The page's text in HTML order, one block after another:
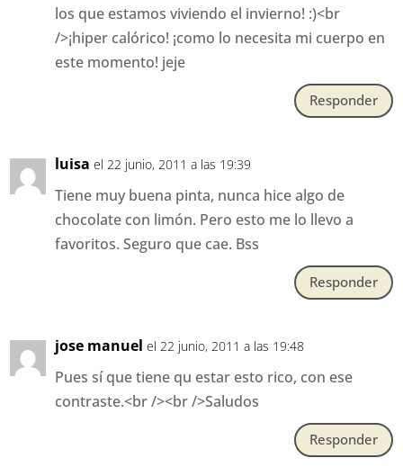
los que estamos viviendo el invierno! :)<br
/>¡hiper calórico! ¡como lo necesita mi cuerpo en
este momento! jeje
Responder
luisa el 22 junio, 2011 a las 19:39
Tiene muy buena pinta, nunca hice algo de
chocolate con limón. Pero esto me lo llevo a
favoritos. Seguro que cae. Bss
Responder
jose manuel el 22 junio, 2011 a las 19:48
Pues sí que tiene qu estar esto rico, con ese
contraste.<br /><br />Saludos
Responder